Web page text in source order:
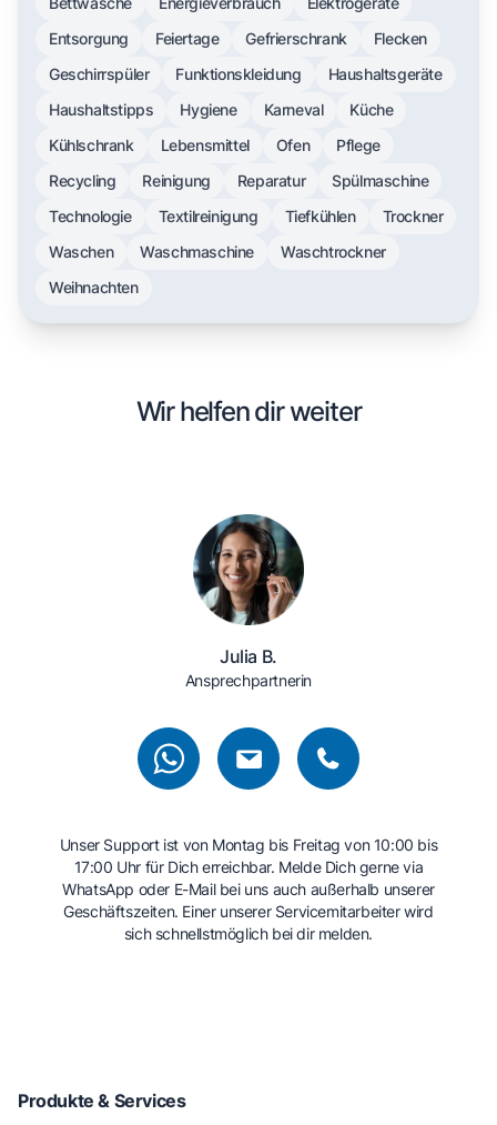
Entsorgung
Feiertage Gefrierschrank
Flecken
Geschirrspüler
Funktionskleidung
Haushaltsgeräte
Haushaltstipps
Hygiene Karneval
Küche
Kühlschrank
Lebensmittel Ofen
Pflege
Recycling
Reinigung Reparatur
Spülmaschine
Technologie
Textilreinigung Tiefkühlen
Trockner
Waschen
Waschmaschine
Waschtrockner
Weihnachten
Wir helfen dir weiter
Julia B.
Ansprechpartnerin
Unser Support ist von Montag bis Freitag von 10:00 bis
17:00 Uhr für Dich erreichbar. Melde Dich gerne via
WhatsApp oder E-Mail bei uns auch außerhalb unserer
Geschäftszeiten. Einer unserer Servicemitarbeiter wird
sich schnellstmöglich bei dir melden.
Produkte & Services